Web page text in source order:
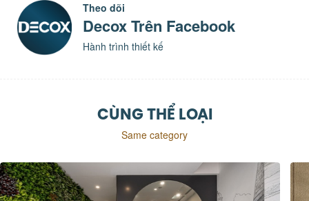
Theo dõi
Decox Trên Facebook
Hành trình thiết kế
CÙNG THỂ LOẠI
Same category